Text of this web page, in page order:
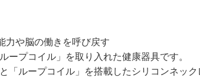
力や脳の働きを呼び戻す
ープコイル」を取り入れた健康器具です。
「ループコイル」を搭載したシリコンネック